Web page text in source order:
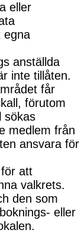
eller
egna
anställda
inte tillåten.
får
förutom
sökas
medlem från
ansvara för
att
valkrets.
den som
eller